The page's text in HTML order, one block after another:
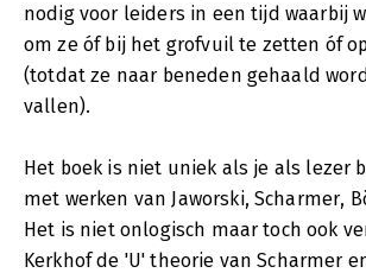
nodig voor leiders in een tijd waarbij
om ze óf bij het grofvuil te zetten óf
(totdat ze naar beneden gehaald
vallen).
Het boek is niet uniek als je als lezer
met werken van Jaworski, Scharmer,
Het is niet onlogisch maar toch ook
Kerkhof de 'U' theorie van Scharmer